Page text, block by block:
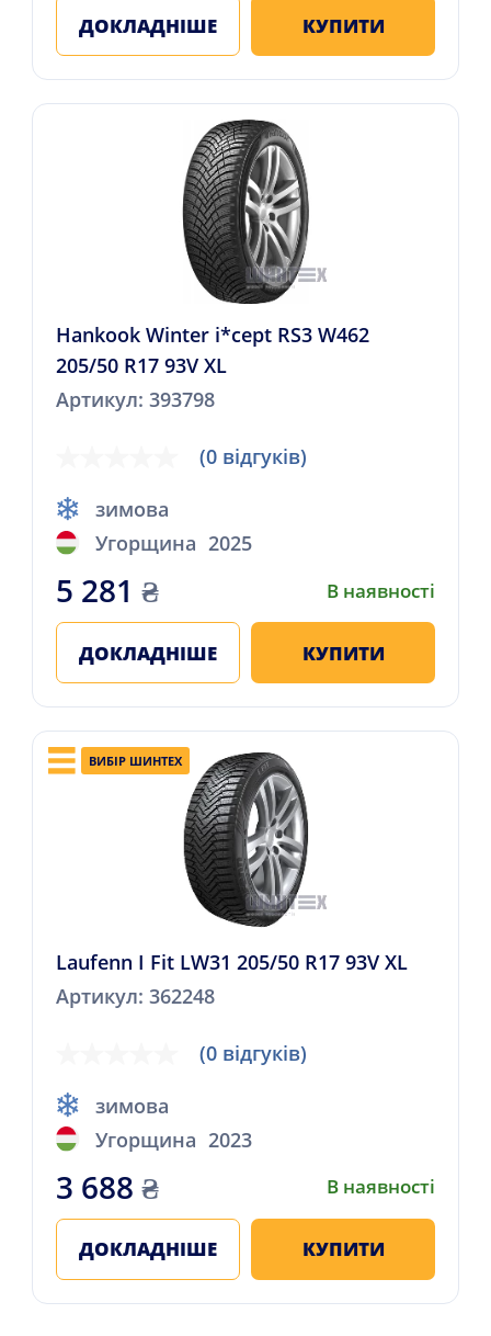
ДОКЛАДНІШЕ КУПИТИ
Hankook Winter i*cept RS3 W462
205/50 R17 93V XL
Артикул: 393798
(0 відгуків)
зимова
Угорщина 2025
5 281 ₴ В наявності
ДОКЛАДНІШЕ КУПИТИ
ВИБІР ШИНТЕХ
Laufenn I Fit LW31 205/50 R17 93V XL
Артикул: 362248
(0 відгуків)
зимова
Угорщина 2023
3 688 ₴ В наявності
ДОКЛАДНІШЕ КУПИТИ